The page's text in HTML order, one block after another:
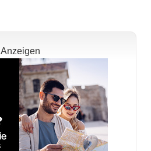
Anzeigen